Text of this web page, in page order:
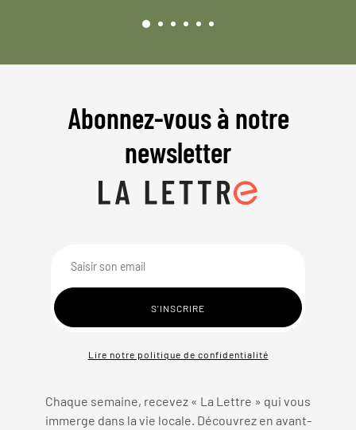
Abonnez-vous à notre
newsletter
Lire notre politique de confidentialité
Chaque semaine, recevez « La Lettre » qui vous
immerge dans la vie locale. Découvrez en avant-